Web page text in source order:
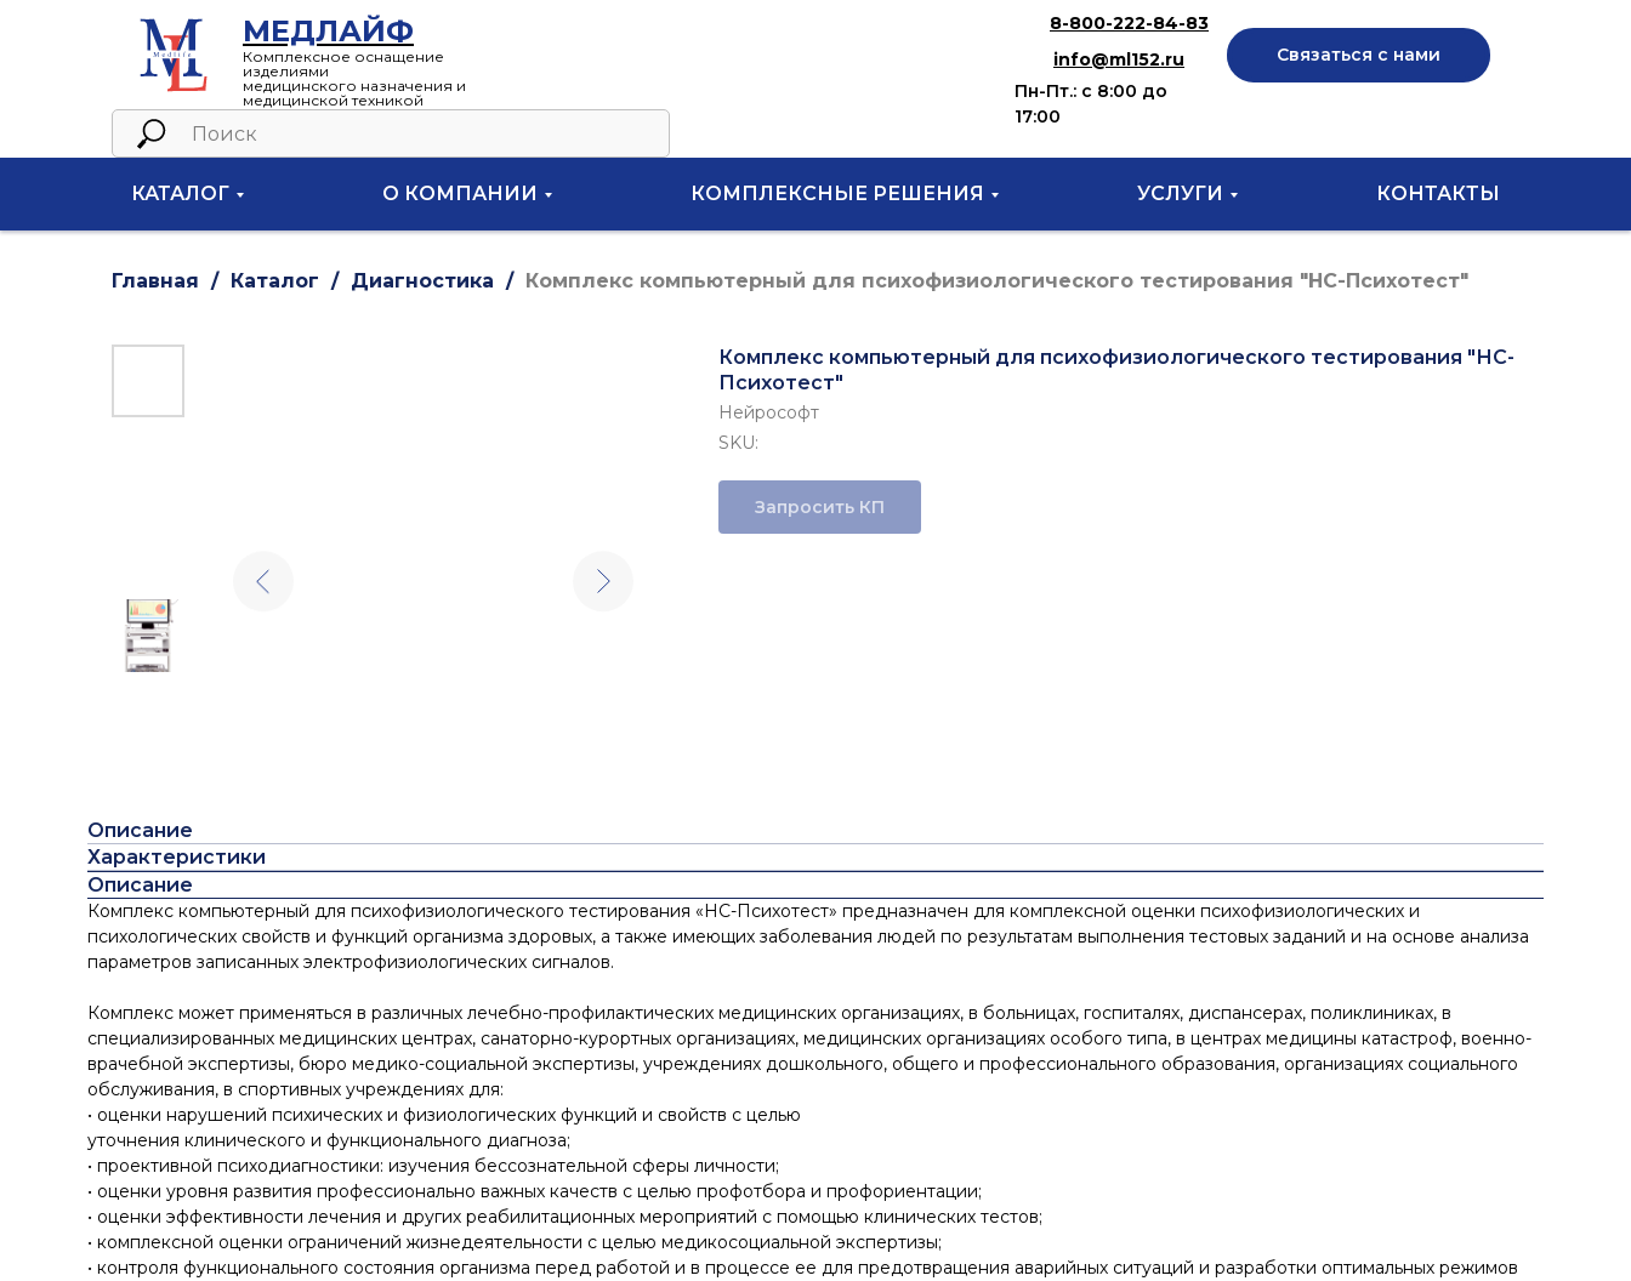
8-800-222-84-83
Пн-Пт.: с 8:00 до
17:00
info@ml152.ru
МЕДЛАЙФ
Комплексное оснащение
изделиями
медицинского назначения и
медицинской техникой
Связаться с нами
КАТАЛОГ О КОМПАНИИ КОМПЛЕКСНЫЕ РЕШЕНИЯ УСЛУГИ КОНТАКТЫ
Главная Каталог Диагностика Комплекс компьютерный для психофизиологического тестирования "НС-Психотест"
Комплекс компьютерный для психофизиологического тестирования "НС-
Психотест"
Нейрософт
SKU:
Запросить КП
Описание
Характеристики
Описание
Комплекс компьютерный для психофизиологического тестирования «НС-Психотест» предназначен для комплексной оценки психофизиологических и
психологических свойств и функций организма здоровых, а также имеющих заболевания людей по результатам выполнения тестовых заданий и на основе анализа
параметров записанных электрофизиологических сигналов.
Комплекс может применяться в различных лечебно-профилактических медицинских организациях, в больницах, госпиталях, диспансерах, поликлиниках, в
специализированных медицинских центрах, санаторно-курортных организациях, медицинских организациях особого типа, в центрах медицины катастроф, военно-
врачебной экспертизы, бюро медико-социальной экспертизы, учреждениях дошкольного, общего и профессионального образования, организациях социального
обслуживания, в спортивных учреждениях для:
• оценки нарушений психических и физиологических функций и свойств с целью
уточнения клинического и функционального диагноза;
• проективной психодиагностики: изучения бессознательной сферы личности;
• оценки уровня развития профессионально важных качеств с целью профотбора и профориентации;
• оценки эффективности лечения и других реабилитационных мероприятий с помощью клинических тестов;
• комплексной оценки ограничений жизнедеятельности с целью медикосоциальной экспертизы;
• контроля функционального состояния организма перед работой и в процессе ее для предотвращения аварийных ситуаций и разработки оптимальных режимов